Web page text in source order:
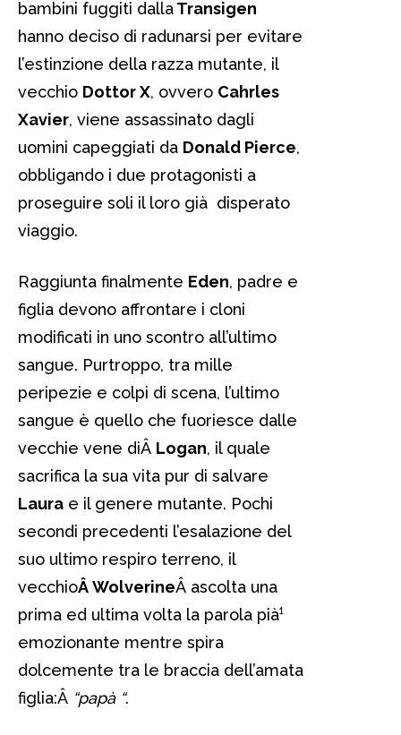
bambini fuggiti dallaTransigen
hanno deciso di radunarsi per evitare
l’estinzione della razza mutante, il
vecchio Dottor X, ovvero Cahrles
Xavier, viene assassinato dagli
uomini capeggiati da Donald Pierce,
obbligando i due protagonisti a
proseguire soli il loro già disperato
viaggio.
Raggiunta finalmente Eden, padre e
figlia devono affrontare i cloni
modificati in uno scontro all’ultimo
sangue. Purtroppo, tra mille
peripezie e colpi di scena, l’ultimo
sangue è quello che fuoriesce dalle
vecchie vene diÂ Logan, il quale
sacrifica la sua vita pur di salvare
Laura e il genere mutante. Pochi
secondi precedenti l’esalazione del
suo ultimo respiro terreno, il
vecchioÂ WolverineÂ ascolta una
prima ed ultima volta la parola pià¹
emozionante mentre spira
dolcemente tra le braccia dell’amata
figlia:Â “papà “.